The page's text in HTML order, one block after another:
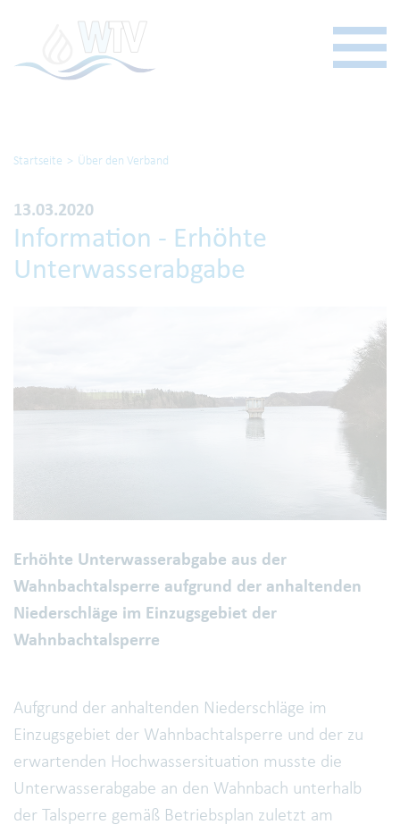
Startseite Über den Verband
13.03.2020
Information - Erhöhte
Unterwasserabgabe
Erhöhte Unterwasserabgabe aus der
Wahnbachtalsperre aufgrund der anhaltenden
Niederschläge im Einzugsgebiet der
Wahnbachtalsperre
Aufgrund der anhaltenden Niederschläge im
Einzugsgebiet der Wahnbachtalsperre und der zu
erwartenden Hochwassersituation musste die
Unterwasserabgabe an den Wahnbach unterhalb
der Talsperre gemäß Betriebsplan zuletzt am